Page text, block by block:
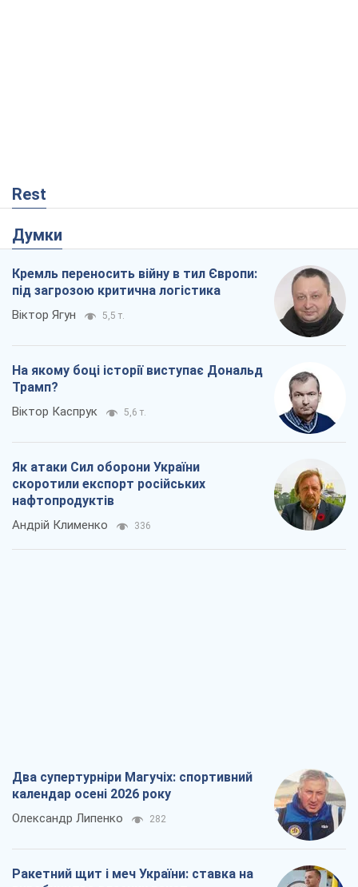
Rest
Думки
Кремль переносить війну в тил Європи:
Віктор Ягун 5,5 т.
На якому боці історії виступає Дональд
Віктор Каспрук 5,6 т.
Як атаки Сил оборони України
скоротили експорт російських
нафтопродуктів
Два супертурніри Магучіх: спортивний
Олександр Липенко 282